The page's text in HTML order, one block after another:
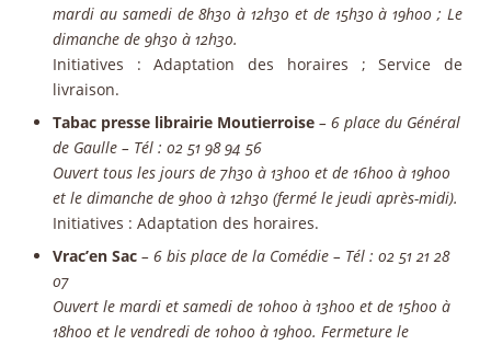
mardi au samedi de 8h30 à 12h30 et de 15h30 à 19h00 ; Le
dimanche de 9h30 à 12h30.
Initiatives : Adaptation des horaires ; Service de
livraison.
Tabac presse librairie Moutierroise – 6 place du Général
de Gaulle – Tél : 02 51 98 94 56
Ouvert tous les jours de 7h30 à 13h00 et de 16h00 à 19h00
et le dimanche de 9h00 à 12h30 (fermé le jeudi après-midi).
Initiatives : Adaptation des horaires.
Vrac’en Sac – 6 bis place de la Comédie – Tél : 02 51 21 28
07
Ouvert le mardi et samedi de 10h00 à 13h00 et de 15h00 à
18h00 et le vendredi de 10h00 à 19h00. Fermeture le